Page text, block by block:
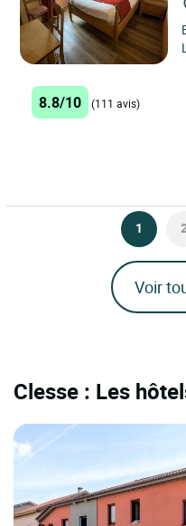
8.8/10 (111 avis)
1
Voir
Clesse : Les